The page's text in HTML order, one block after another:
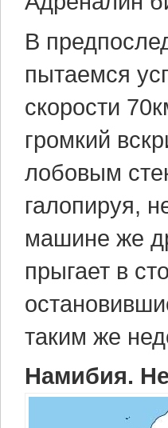
В
пытаемся
скорости
громкий
лобовым
галопируя,
машине же
прыгает в
таким же
Намибия.